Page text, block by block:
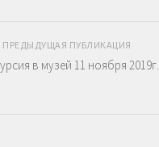
ПРЕДЫДУЩАЯ ПУБЛИКАЦИЯ
в музей 11 ноября 2019г.